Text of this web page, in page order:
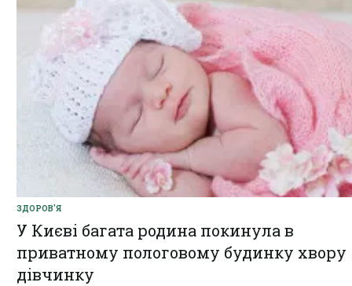
ЗДОРОВ'Я
У Києві багата родина покинула в
приватному пологовому будинку хвору
дівчинку